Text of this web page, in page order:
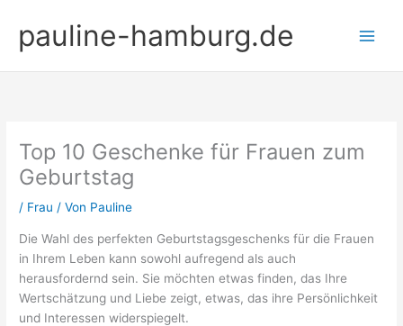
Inhalt
springen
pauline-hamburg.de
Top 10 Geschenke für Frauen zum
Geburtstag
/ Frau / Von Pauline
Die Wahl des perfekten Geburtstagsgeschenks für die Frauen
in Ihrem Leben kann sowohl aufregend als auch
herausfordernd sein. Sie möchten etwas finden, das Ihre
Wertschätzung und Liebe zeigt, etwas, das ihre Persönlichkeit
und Interessen widerspiegelt.